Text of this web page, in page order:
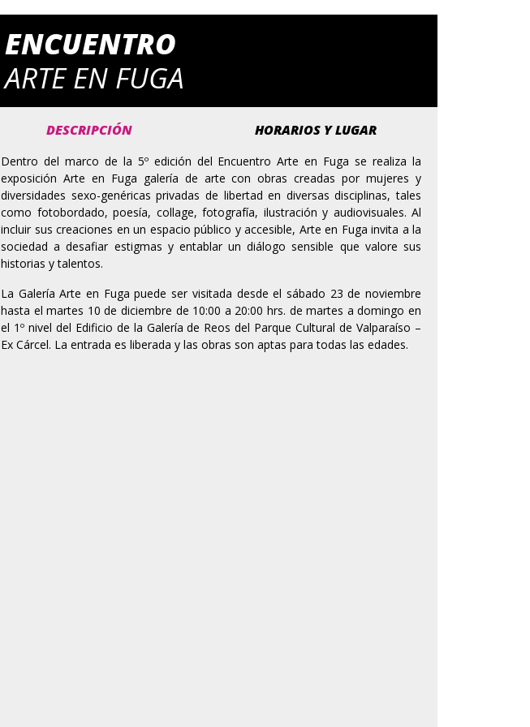
ENCUENTRO
ARTE EN FUGA
DESCRIPCIÓN HORARIOS Y LUGAR
Dentro del marco de la 5º edición del Encuentro Arte en Fuga se realiza la
exposición Arte en Fuga galería de arte con obras creadas por mujeres y
diversidades sexo-genéricas privadas de libertad en diversas disciplinas, tales
como fotobordado, poesía, collage, fotografía, ilustración y audiovisuales. Al
incluir sus creaciones en un espacio público y accesible, Arte en Fuga invita a la
sociedad a desafiar estigmas y entablar un diálogo sensible que valore sus
historias y talentos.
La Galería Arte en Fuga puede ser visitada desde el sábado 23 de noviembre
hasta el martes 10 de diciembre de 10:00 a 20:00 hrs. de martes a domingo en
el 1º nivel del Edificio de la Galería de Reos del Parque Cultural de Valparaíso –
Ex Cárcel. La entrada es liberada y las obras son aptas para todas las edades.